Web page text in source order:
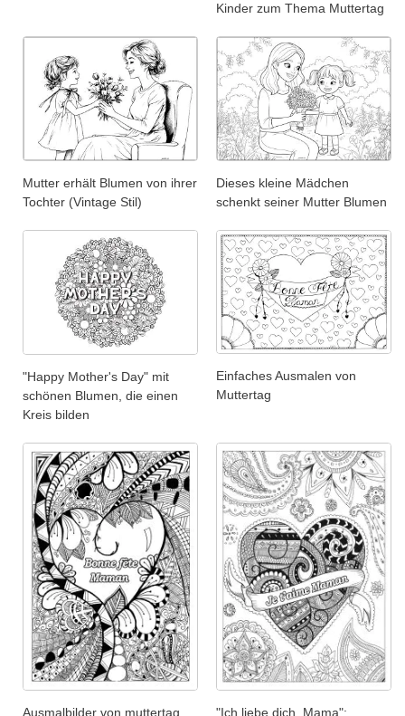
Kinder zum Thema Muttertag
Mutter erhält Blumen von ihrer
Tochter (Vintage Stil)
Dieses kleine Mädchen
schenkt seiner Mutter Blumen
"Happy Mother's Day" mit
schönen Blumen, die einen
Kreis bilden
Einfaches Ausmalen von
Muttertag
Ausmalbilder von muttertag "Ich liebe dich, Mama":